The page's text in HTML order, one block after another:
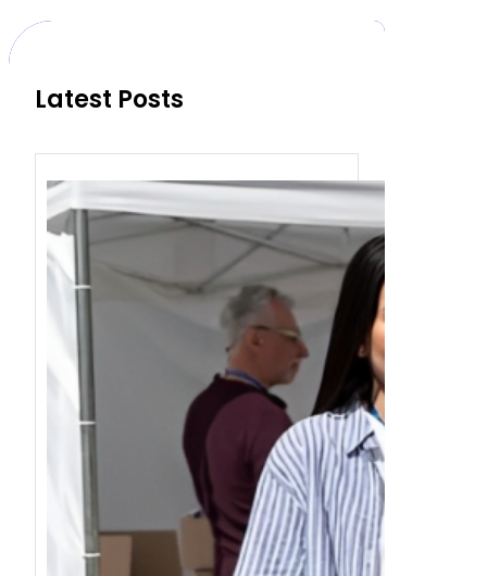
c
Latest Posts